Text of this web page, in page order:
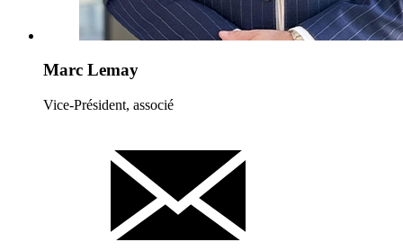
Marc Lemay
Vice-Président, associé